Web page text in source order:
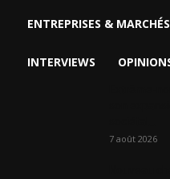
ENTREPRISES & MARCHÉS
INTERVIEWS
7 août 2026